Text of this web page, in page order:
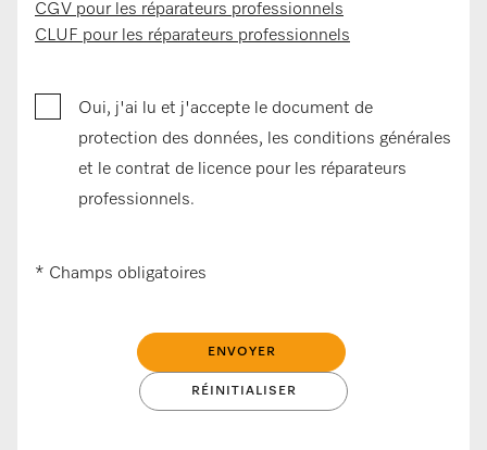
CGV pour les réparateurs professionnels
CLUF pour les réparateurs professionnels
Oui, j'ai lu et j'accepte le document de
protection des données, les conditions générales
et le contrat de licence pour les réparateurs
professionnels.
* Champs obligatoires